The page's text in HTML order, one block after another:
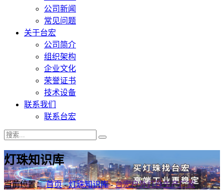
公司新闻
常见问题
关于台宏
公司简介
组织架构
企业文化
荣誉证书
技术设备
联系我们
联系台宏
灯珠知识库
当前位置：首页-灯珠知识库-台宏户外灯珠生产厂家